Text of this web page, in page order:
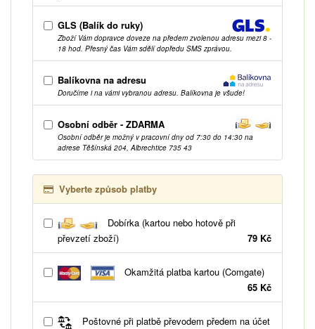
GLS (Balík do ruky)
Zboží Vám dopravce doveze na předem zvolenou adresu mezi 8 -
18 hod. Přesný čas Vám sdělí dopředu SMS zprávou.
Balíkovna na adresu
Doručíme i na vámi vybranou adresu. Balíkovna je všude!
Osobní odběr - ZDARMA
Osobní odběr je možný v pracovní dny od 7:30 do 14:30 na
adrese Těšínská 204, Albrechtice 735 43
Vyberte způsob platby
Dobírka (kartou nebo hotově při
převzetí zboží)
79 Kč
Okamžitá platba kartou (Comgate)
65 Kč
Poštovné při platbě převodem předem na účet